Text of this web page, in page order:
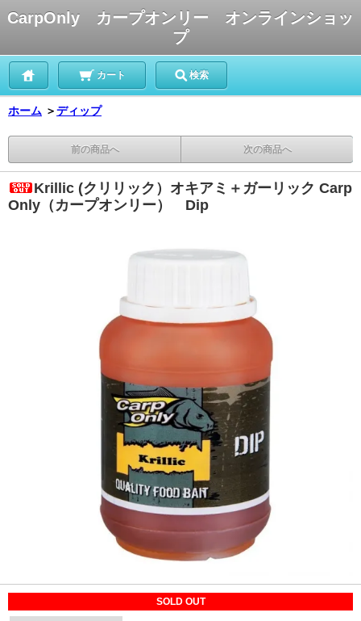
CarpOnly カープオンリー オンラインショッ
プ
カート 検索
ホーム ＞ディップ
前の商品へ 次の商品へ
Krillic (クリリック）オキアミ＋ガーリック Carp
Only（カープオンリー） Dip
SOLD OUT